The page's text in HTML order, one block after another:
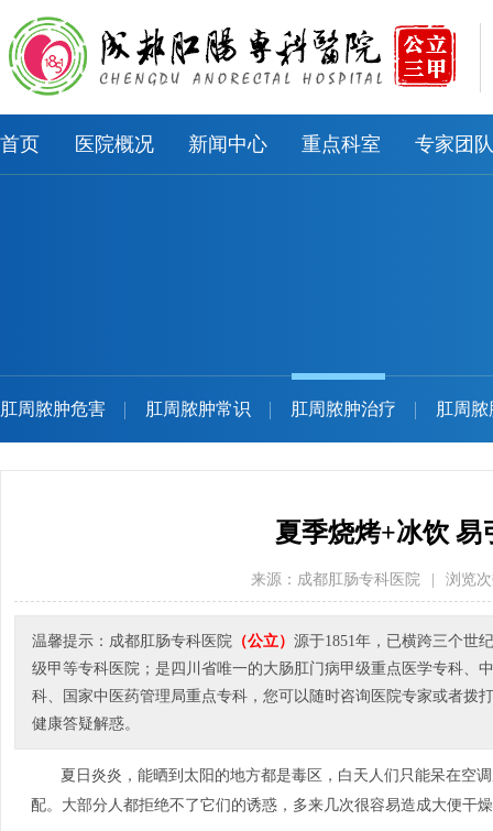
首页 医院概况 新闻中心 重点科室 专家团队
肛周脓肿危害 肛周脓肿常识 肛周脓肿治疗 肛周
夏季烧烤+冰饮 易
来源：成都肛肠专科医院 浏览
温馨提示：成都肛肠专科医院 （公立） 源于1851年，已横跨三个世
级甲等专科医院；是四川省唯一的大肠肛门病甲级重点医学专科、
科、国家中医药管理局重点专科，您可以随时咨询医院专家或者拨
健康答疑解惑。
夏日炎炎，能晒到太阳的地方都是毒区，白天人们只能呆在空
配。大部分人都拒绝不了它们的诱惑，多来几次很容易造成大便干